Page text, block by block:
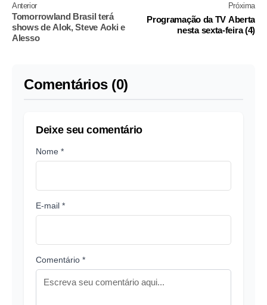
Anterior
Tomorrowland Brasil terá
shows de Alok, Steve Aoki e
Alesso
Próxima
Programação da TV Aberta
nesta sexta-feira (4)
Comentários (0)
Deixe seu comentário
Nome *
E-mail *
Comentário *